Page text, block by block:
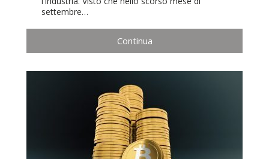
settembre…
Continua